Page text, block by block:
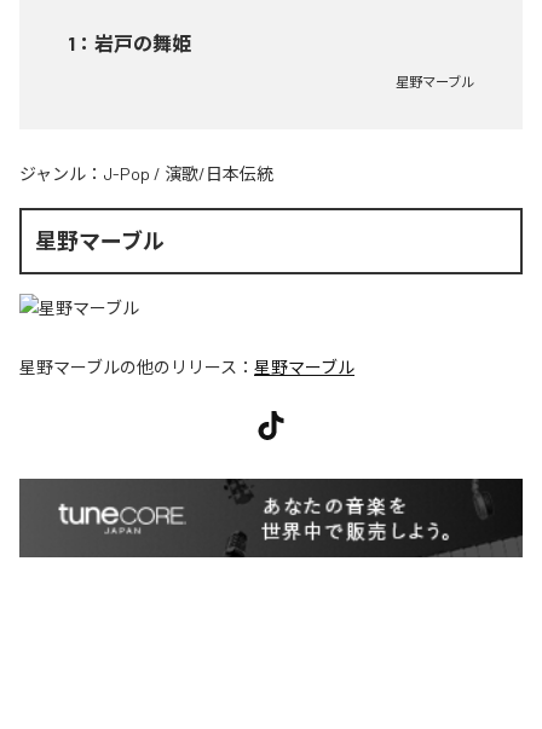
1 ： 岩戸の舞姫
星野マーブル
ジャンル： J-Pop / 演歌/日本伝統
星野マーブル
星野マーブルの他のリリース： 星野マーブル